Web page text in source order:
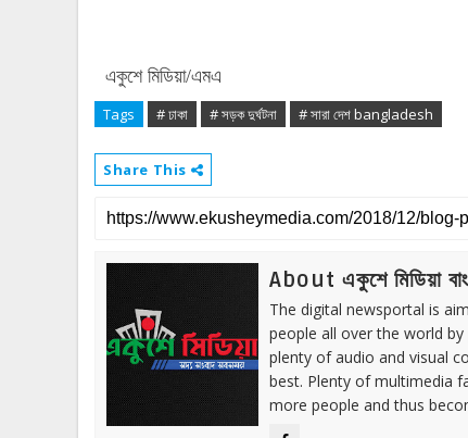
একুশে মিডিয়া/এমএ
Tags # ঢাকা # সড়ক দুর্ঘটনা # সারা দেশ bangladesh
Share This
About একুশে মিডিয়া
The digital newsportal is
people all over the world
plenty of audio and visual
best. Plenty of multimedia
more people and thus